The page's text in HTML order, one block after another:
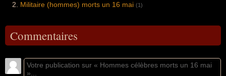
Militaire (hommes) morts un 16 mai (1)
Commentaires